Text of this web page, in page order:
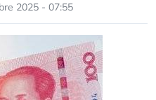
2025 - 07:55